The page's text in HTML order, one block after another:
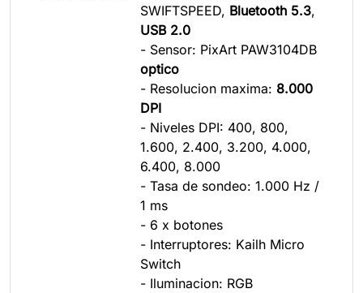
SWIFTSPEED, Bluetooth 5.3,
USB 2.0
- Sensor: PixArt PAW3104DB
optico
- Resolucion maxima: 8.000
DPI
- Niveles DPI: 400, 800,
1.600, 2.400, 3.200, 4.000,
6.400, 8.000
- Tasa de sondeo: 1.000 Hz /
1 ms
- 6 x botones
- Interruptores: Kailh Micro
Switch
- Iluminacion: RGB